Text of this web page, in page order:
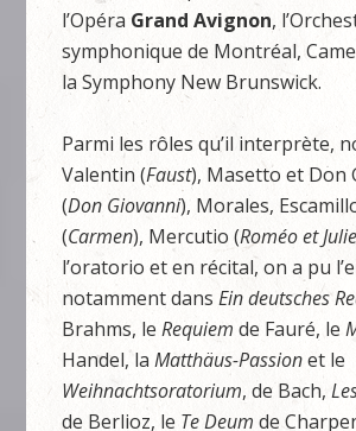
l’Opéra Grand Avignon,
symphonique de Montréal,
la Symphony New Brunswick.
Parmi les rôles qu’il interprète,
Valentin (Faust), Masetto et Don
(Don Giovanni), Morales,
(Carmen), Mercutio (Roméo et
l’oratorio et en récital, on a pu
notamment dansEin deutsches
Brahms, leRequiem de Fauré, le
Handel, laMatthäus-Passionet le
Weihnachtsoratorium, de Bach,
de Berlioz, le Te Deum de